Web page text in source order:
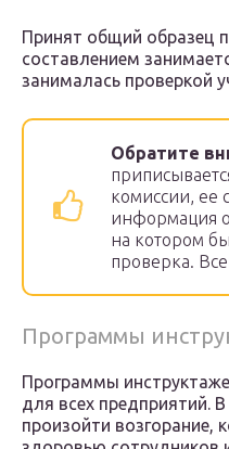
Принят общий образец
составлением
занималась проверкой
Обратите
комиссии, ее
информация
на котором
проверка.
Программы
Программы
для всех предприятий.
произойти возгорание,